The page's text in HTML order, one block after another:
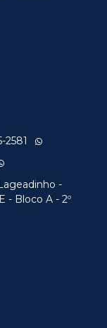
2581
-
- Bloco A - 2º